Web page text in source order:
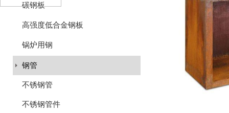
碳钢板
高强度低合金钢板
锅炉用钢
钢管
不锈钢管
不锈钢管件